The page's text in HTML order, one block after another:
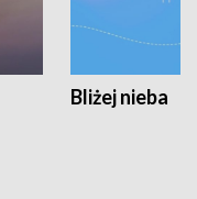
Bliżej nieba